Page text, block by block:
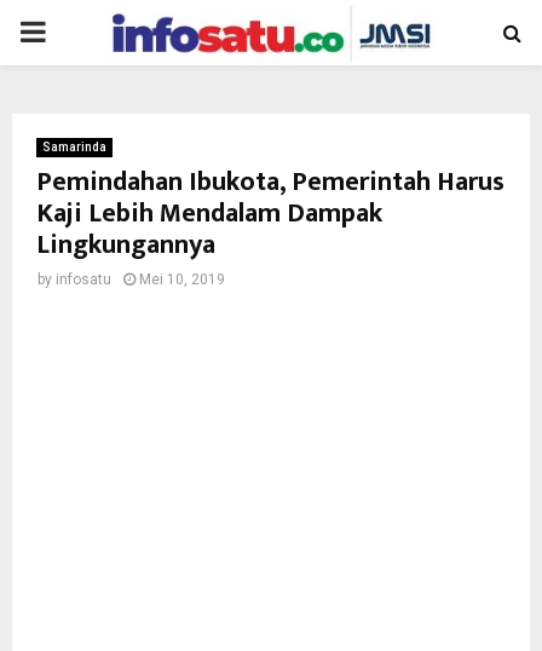
PRIMARY
Samarinda
Pemindahan Ibukota, Pemerintah Harus
Kaji Lebih Mendalam Dampak
Lingkungannya
by infosatu Mei 10, 2019